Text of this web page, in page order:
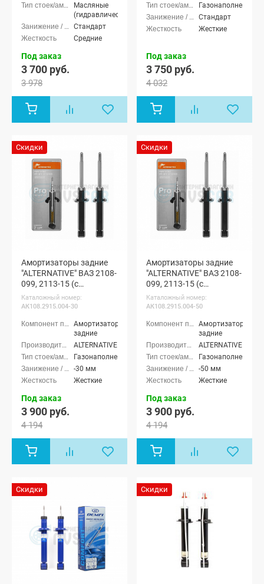
Масляные
(гидравлические)
Стандарт
Средние
Под заказ
3 700 руб.
3 978
Газонаполненные
Стандарт
Жесткие
Под заказ
3 750 руб.
4 032
Скидки
Амортизаторы задние
"ALTERNATIVE" ВАЗ 2108-
099, 2113-15 (с
занижением -30 мм)
Каталожный номер:
АК108.2915.004-30
Амортизаторы
задние
ALTERNATIVE
Газонаполненные
-30 мм
Жесткие
Под заказ
3 900 руб.
4 194
Скидки
Амортизаторы задние
"ALTERNATIVE" ВАЗ 2108-
099, 2113-15 (с
занижением -50 мм)
Каталожный номер:
АК108.2915.004-50
Амортизаторы
задние
ALTERNATIVE
Газонаполненные
-50 мм
Жесткие
Под заказ
3 900 руб.
4 194
Скидки Скидки